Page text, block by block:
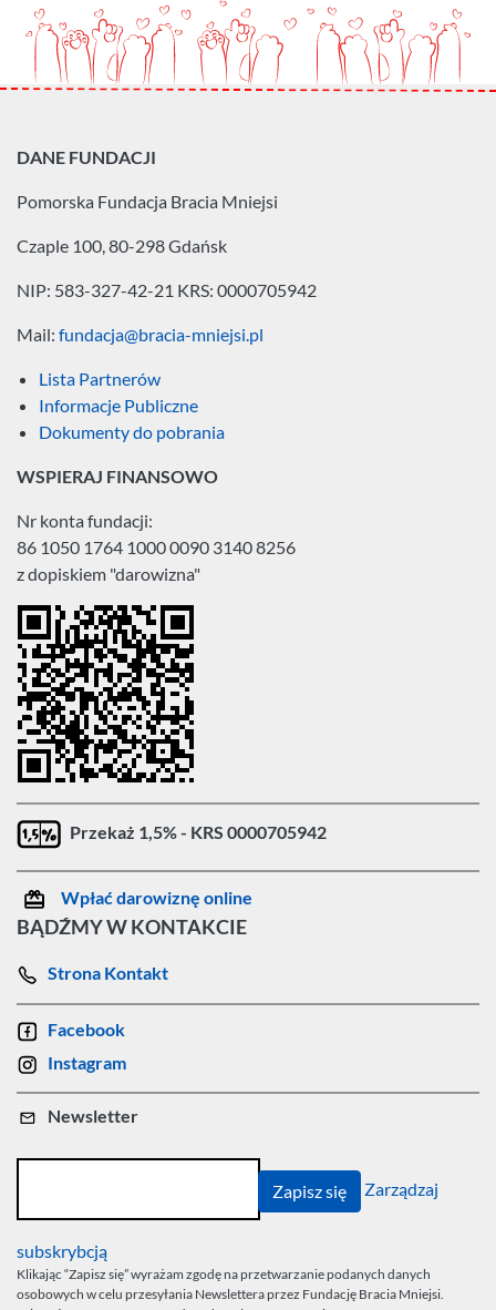
DANE FUNDACJI
Pomorska Fundacja Bracia Mniejsi
Czaple 100, 80-298 Gdańsk
NIP: 583-327-42-21 KRS: 0000705942
Mail: fundacja@bracia-mniejsi.pl
Lista Partnerów
Informacje Publiczne
Dokumenty do pobrania
WSPIERAJ FINANSOWO
Nr konta fundacji:
86 1050 1764 1000 0090 3140 8256
z dopiskiem "darowizna"
Przekaż 1,5% - KRS 0000705942
Wpłać darowiznę online
BĄDŹMY W KONTAKCIE
Strona Kontakt
Facebook
Instagram
Newsletter
Zarządzaj
subskrybcją
Klikając “Zapisz się” wyrażam zgodę na przetwarzanie podanych danych
osobowych w celu przesyłania Newslettera przez Fundację Bracia Mniejsi.